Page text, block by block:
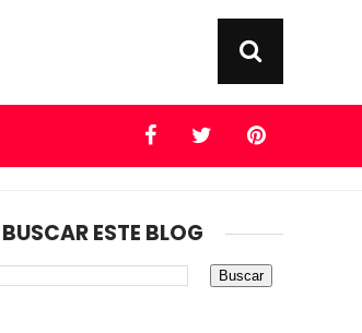
BUSCAR ESTE BLOG